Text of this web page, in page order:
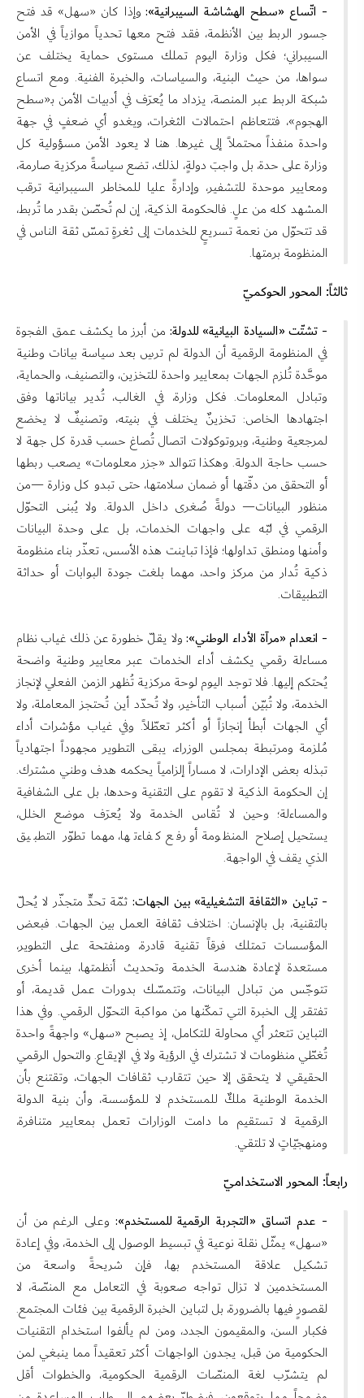
- اتّساع «سطح الهشاشة السيبرانية»:وإذا كان «سهل» قد فتح
جسور الربط بين الأنظمة، فقد فتح معها تحدياً موازياً في الأمن
السيبراني؛ فكل وزارة اليوم تملك مستوى حماية يختلف عن
سواها، من حيث البنية، والسياسات، والخبرة الفنية. ومع اتساع
شبكة الربط عبر المنصة، يزداد ما يُعرَف في أدبيات الأمن بـ«سطح
الهجوم»، فتتعاظم احتمالات الثغرات، ويغدو أي ضعفٍ في جهة
واحدة منفذاً محتملاً إلى غيرها. هنا لا يعود الأمن مسؤولية كل
وزارة على حدة، بل واجبَ دولةٍ، لذلك، تضع سياسةً مركزية صارمة،
ومعايير موحدة للتشفير، وإدارةً عليا للمخاطر السيبرانية ترقب
المشهد كله من علٍ. فالحكومة الذكية، إن لم تُحصّن بقدر ما تُربط،
قد تتحوّل من نعمة تسريعٍ للخدمات إلى ثغرةٍ تمسّ ثقة الناس في
المنظومة برمتها.
ثالثاً: المحور الحوكميّ
- تشتّت «السيادة البيانية» للدولة: من أبرز ما يكشف عمق الفجوة
في المنظومة الرقمية أن الدولة لم ترسِ بعد سياسة بيانات وطنية
موحَّدة تُلزم الجهات بمعايير واحدة للتخزين، والتصنيف، والحماية،
وتبادل المعلومات. فكل وزارة، في الغالب، تُدير بياناتها وفق
اجتهادها الخاص: تخزينٌ يختلف في بنيته، وتصنيفٌ لا يخضع
لمرجعية وطنية، وبروتوكولات اتصال تُصاغ حسب قدرة كل جهة لا
حسب حاجة الدولة. وهكذا تتوالد «جزر معلومات» يصعب ربطها
أو التحقق من دقّتها أو ضمان سلامتها، حتى تبدو كل وزارة —من
منظور البيانات— دولةً صُغرى داخل الدولة. ولا يُبنى التحوّل
الرقمي في لبّه على واجهات الخدمات، بل على وحدة البيانات
وأمنها ومنطق تداولها؛ فإذا تباينت هذه الأسس، تعذّر بناء منظومة
ذكية تُدار من مركز واحد، مهما بلغت جودة البوابات أو حداثة
التطبيقات.
- انعدام «مرآة الأداء الوطني»:ولا يقلّ خطورة عن ذلك غياب نظام
مساءلة رقمي يكشف أداء الخدمات عبر معايير وطنية واضحة
يُحتكم إليها. فلا توجد اليوم لوحة مركزية تُظهر الزمن الفعلي لإنجاز
الخدمة، ولا تُبيّن أسباب التأخير، ولا تُحدّد أين تُحتجز المعاملة، ولا
أي الجهات أبطأ إنجازاً أو أكثر تعطّلاً. وفي غياب مؤشرات أداء
مُلزمة ومرتبطة بمجلس الوزراء، يبقى التطوير مجهوداً اجتهادياً
تبذله بعض الإدارات، لا مساراً إلزامياً يحكمه هدف وطني مشترك.
إن الحكومة الذكية لا تقوم على التقنية وحدها، بل على الشفافية
والمساءلة؛ وحين لا تُقاس الخدمة ولا يُعرَف موضع الخلل،
يستحيل إصلاح المنظومة أو رفع كفاءتها، مهما تطوّر التطبيق
الذي يقف في الواجهة.
- تباين «الثقافة التشغيلية» بين الجهات: ثمّة تحدٍّ متجذّر لا يُحلّ
بالتقنية، بل بالإنسان: اختلاف ثقافة العمل بين الجهات. فبعض
المؤسسات تمتلك فرقاً تقنية قادرة، ومنفتحة على التطوير،
مستعدة لإعادة هندسة الخدمة وتحديث أنظمتها، بينما أخرى
تتوجّس من تبادل البيانات، وتتمسّك بدورات عمل قديمة، أو
تفتقر إلى الخبرة التي تمكّنها من مواكبة التحوّل الرقمي. وفي هذا
التباين تتعثر أي محاولة للتكامل، إذ يصبح «سهل» واجهةً واحدة
تُغطّي منظومات لا تشترك في الرؤية ولا في الإيقاع. والتحول الرقمي
الحقيقي لا يتحقق إلا حين تتقارب ثقافات الجهات، وتقتنع بأن
الخدمة الوطنية ملكٌ للمستخدم لا للمؤسسة، وأن بنية الدولة
الرقمية لا تستقيم ما دامت الوزارات تعمل بمعايير متنافرة،
ومنهجيّاتٍ لا تلتقي.
رابعاً: المحور الاستخداميّ
- عدم اتساق «التجربة الرقمية للمستخدم»: وعلى الرغم من أن
«سهل» يمثّل نقلة نوعية في تبسيط الوصول إلى الخدمة، وفي إعادة
تشكيل علاقة المستخدم بها، فإن شريحةً واسعة من
المستخدمين لا تزال تواجه صعوبة في التعامل مع المنصّة، لا
لقصورٍ فيها بالضرورة، بل لتباين الخبرة الرقمية بين فئات المجتمع.
فكبار السن، والمقيمون الجدد، ومن لم يألفوا استخدام التقنيات
الحكومية من قبل، يجدون الواجهات أكثر تعقيداً مما ينبغي لمن
لم يتشرّب لغة المنصّات الرقمية الحكومية، والخطوات أقل